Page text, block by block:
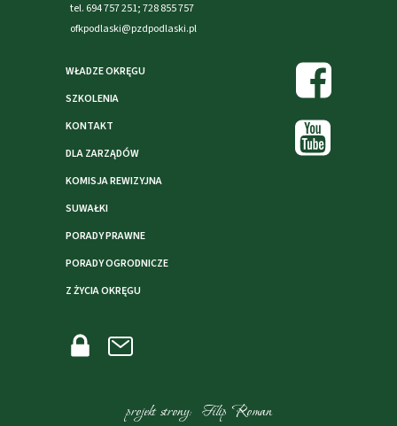
projekt strony: Filip Roman
tel. 694 757 251; 728 855 757
ofkpodlaski@pzdpodlaski.pl
WŁADZE OKRĘGU
SZKOLENIA
KONTAKT
DLA ZARZĄDÓW
KOMISJA REWIZYJNA
SUWAŁKI
PORADY PRAWNE
PORADY OGRODNICZE
Z ŻYCIA OKRĘGU